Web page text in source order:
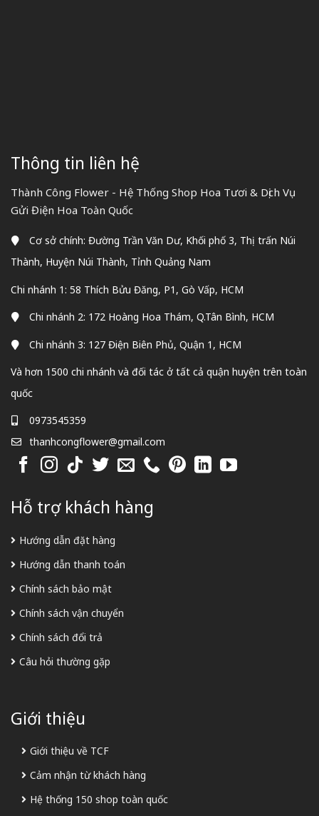
Thông tin liên hệ
Thành Công Flower - Hệ Thống Shop Hoa Tươi & Dịch Vụ
Gửi Điện Hoa Toàn Quốc
Cơ sở chính: Đường Trần Văn Dư, Khối phố 3, Thị trấn Núi
Thành, Huyện Núi Thành, Tỉnh Quảng Nam
Chi nhánh 1: 58 Thích Bửu Đăng, P1, Gò Vấp, HCM
Chi nhánh 2: 172 Hoàng Hoa Thám, Q.Tân Bình, HCM
Chi nhánh 3: 127 Điện Biên Phủ, Quận 1, HCM
Và hơn 1500 chi nhánh và đối tác ở tất cả quận huyện trên toàn
quốc
0973545359
thanhcongflower@gmail.com
Hỗ trợ khách hàng
Hướng dẫn đặt hàng
Hướng dẫn thanh toán
Chính sách bảo mật
Chính sách vận chuyển
Chính sách đổi trả
Câu hỏi thường gặp
Giới thiệu
Giới thiệu về TCF
Cảm nhận từ khách hàng
Hệ thống 150 shop toàn quốc